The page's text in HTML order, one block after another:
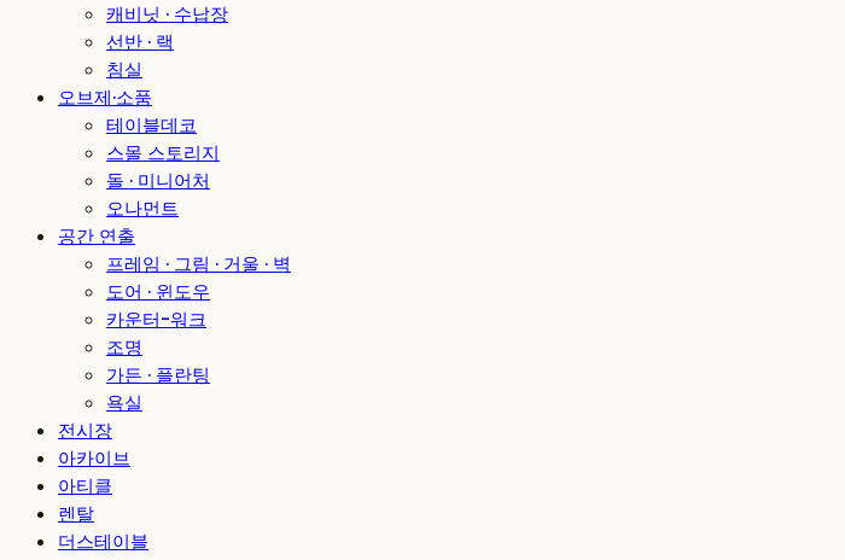
캐비닛 · 수납장
선반 · 랙
침실
오브제·소품
테이블데코
스몰 스토리지
돌 · 미니어처
오나먼트
공간 연출
프레임 · 그림 · 거울 · 벽
도어 · 윈도우
카운터-워크
조명
가든 · 플란팅
욕실
전시장
아카이브
아티클
렌탈
더스테이블